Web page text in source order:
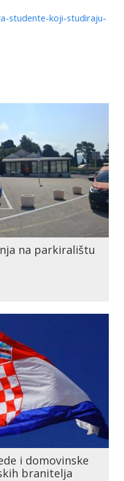
studente-koji-studiraju-
na parkiralištu
i domovinske
branitelja